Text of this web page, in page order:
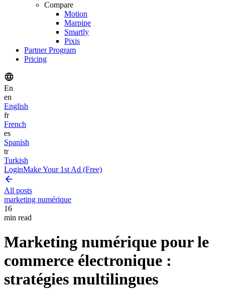
Compare
Motion
Marpipe
Smartly
Pixis
Partner Program
Pricing
En
en
English
fr
French
es
Spanish
tr
Turkish
LoginMake Your 1st Ad (Free)
All posts
marketing numérique
16
min read
Marketing numérique pour le
commerce électronique :
stratégies multilingues